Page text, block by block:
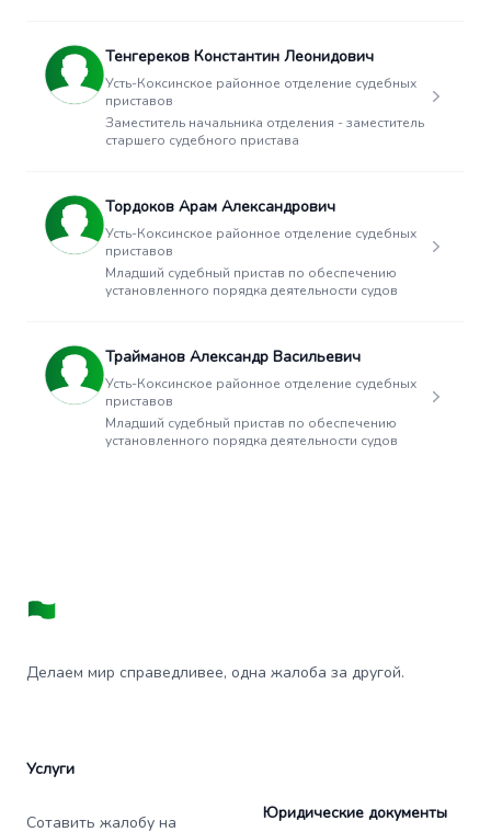
Тенгереков Константин Леонидович
Усть-Коксинское районное отделение судебных
приставов
Заместитель начальника отделения - заместитель
старшего судебного пристава
Тордоков Арам Александрович
Усть-Коксинское районное отделение судебных
приставов
Младший судебный пристав по обеспечению
установленного порядка деятельности судов
Трайманов Александр Васильевич
Усть-Коксинское районное отделение судебных
приставов
Младший судебный пристав по обеспечению
установленного порядка деятельности судов
Делаем мир справедливее, одна жалоба за другой.
Услуги
Сотавить жалобу на Юридические документы